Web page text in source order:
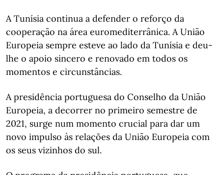
A Tunísia continua a defender o reforço da
cooperação na área euromediterrânica. A União
Europeia sempre esteve ao lado da Tunísia e deu-
lhe o apoio sincero e renovado em todos os
momentos e circunstâncias.
A presidência portuguesa do Conselho da União
Europeia, a decorrer no primeiro semestre de
2021, surge num momento crucial para dar um
novo impulso às relações da União Europeia com
os seus vizinhos do sul.